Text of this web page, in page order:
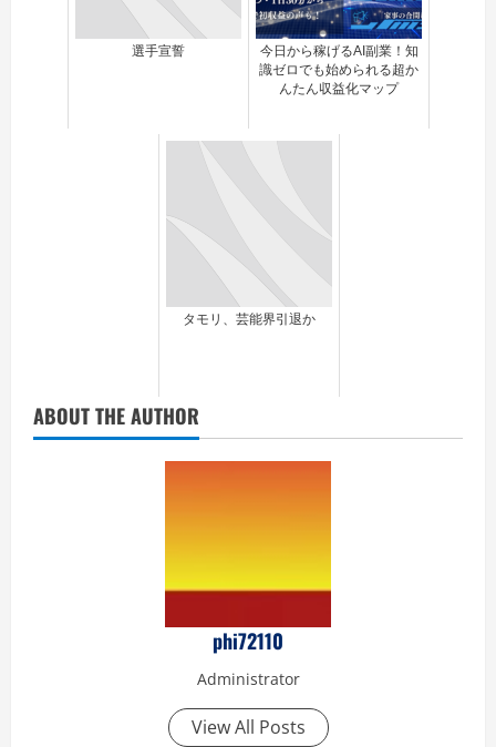
選手宣誓
今日から稼げるAI副業！知
識ゼロでも始められる超か
んたん収益化マップ
タモリ、芸能界引退か
ABOUT THE AUTHOR
phi72110
Administrator
View All Posts